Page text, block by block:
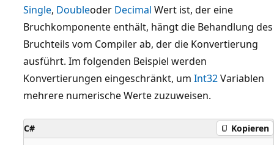
Single, Doubleoder Decimal Wert ist, der eine
Bruchkomponente enthält, hängt die Behandlung des
Bruchteils vom Compiler ab, der die Konvertierung
ausführt. Im folgenden Beispiel werden
Konvertierungen eingeschränkt, um Int32Variablen
mehrere numerische Werte zuzuweisen.
C# Kopieren